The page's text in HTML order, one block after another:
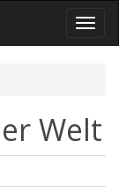
Toggle
Welt